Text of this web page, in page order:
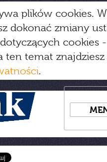
plików cookies.
dokonać zmiany
cookies
ten temat
.